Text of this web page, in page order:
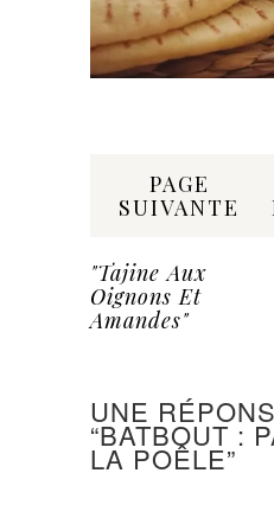
PAGE
SUIVANTE
"Tajine Aux
Oignons Et
Amandes"
UNE
“BATBOUT :
LA POÊLE”